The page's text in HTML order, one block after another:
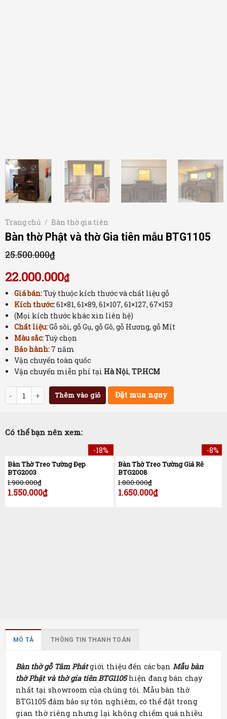
Trang chủ / Bàn thờ gia tiên
Bàn thờ Phật và thờ Gia tiên mẫu BTG1105
25.500.000₫
22.000.000₫
Giá bán:Tuỳ thuộc kích thước và chất liệu gỗ
Kích thước:61×81, 61×89, 61×107, 61×127, 67×153
(Mọi kích thước khác xin liên hệ)
Chất liệu:Gỗ sồi, gỗ Gụ, gỗ Gõ, gỗ Hương, gỗ Mít
Màu sắc:Tuỳ chọn
Bảo hành: 7 năm
Vận chuyển toàn quốc
Vận chuyển miễn phí tại Hà Nội,TP.HCM
Số lượng Thêm vào giỏ Đặt mua ngay
Có thể bạn nên xem:
-18%
Bàn Thờ Treo Tường Đẹp
BTG2003
1.900.000₫
1.550.000₫
-8%
Bàn Thờ Treo Tường Giá Rẻ
BTG2008
1.800.000₫
1.650.000₫
MÔ TẢ THÔNG TIN THANH TOÁN
Bàn thờ gỗ Tâm Phátgiới thiệu đến các bạn Mẫu bàn
thờ Phật và thờ gia tiên BTG1105hiện đang bán chạy
nhất tại showroom của chúng tôi. Mẫu bàn thờ
BTG1105 đảm bảo sự tôn nghiêm, có thể đặt trong
gian thờ riêng nhưng lại không chiếm quá nhiều